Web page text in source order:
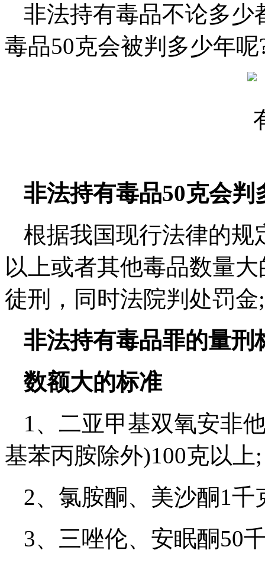
非法持有毒品不论多少
毒品50克会被判多少年呢
非法持有毒品50克会判
根据我国现行法律的规
以上或者其他毒品数量
徒刑，同时法院判处罚
非法持有毒品罪的量刑
数额大的标准
1、二亚甲基双氧安非
基苯丙胺除外)100克以上;
2、氯胺酮、美沙酮1千
3、三唑伦、安眠酮50